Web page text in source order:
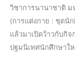
วิชาการนานาชาติ ม
(การแต่งกาย : ชุดนั
แล้วมาเปิดว้าวกับกิ
ปฐมนิเทศนักศึกษาใ